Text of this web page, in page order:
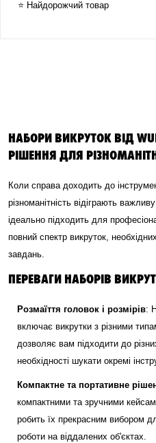
⭐ Найдорожчий товар
НАБОРИ ВИКРУТОК ВІД
РІШЕННЯ ДЛЯ
Коли справа доходить до
різноманітність відіграють
ідеально підходить для
повний спектр викруток,
завдань.
ПЕРЕВАГИ НАБОРІВ
Розмаїття головок і розмірів:
включає викрутки з різними
дозволяє вам підходити до
необхідності шукати окремі
Компактне та портативне
компактними та зручними
робить їх прекрасним вибором
роботи на віддалених об'єктах.